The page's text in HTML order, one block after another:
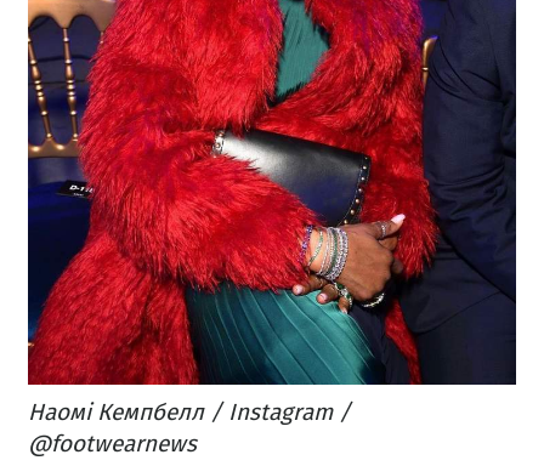
Наомі Кемпбелл / Instagram /
@footwearnews